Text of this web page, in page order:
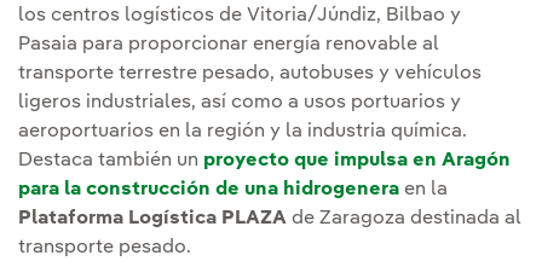
los centros logísticos de Vitoria/Júndiz, Bilbao y
Pasaia para proporcionar energía renovable al
transporte terrestre pesado, autobuses y vehículos
ligeros industriales, así como a usos portuarios y
aeroportuarios en la región y la industria química.
Destaca también un proyecto que impulsa en Aragón
para la construcción de una hidrogenera en la
Plataforma Logística PLAZA de Zaragoza destinada al
transporte pesado.